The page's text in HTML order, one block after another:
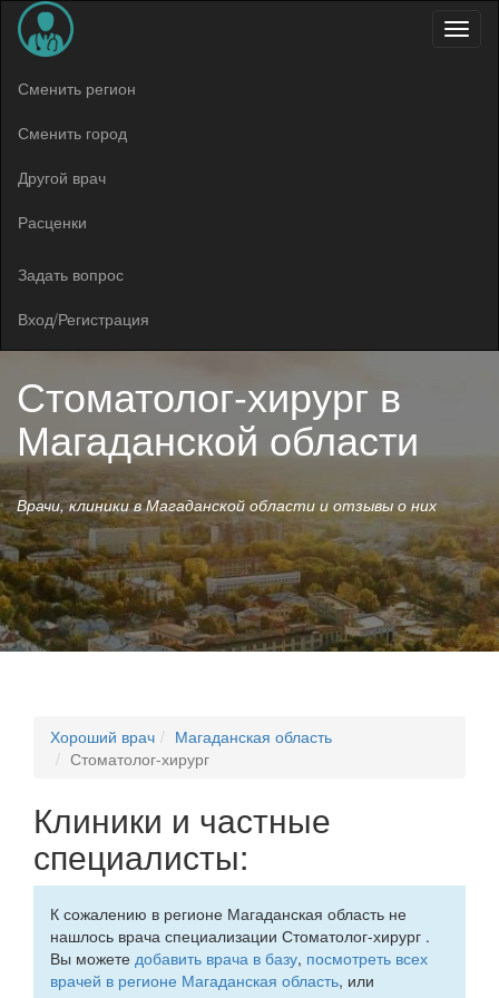
Меню
Сменить регион
Сменить город
Другой врач
Расценки
Задать вопрос
Вход/Регистрация
Стоматолог-хирург в
Магаданской области
Врачи, клиники в Магаданской области и отзывы о них
Хороший врач
Магаданская область
Стоматолог-хирург
Клиники и частные
специалисты:
К сожалению в регионе Магаданская область не
нашлось врача специализации Стоматолог-хирург .
Вы можете добавить врача в базу, посмотреть всех
врачей в регионе Магаданская область, или